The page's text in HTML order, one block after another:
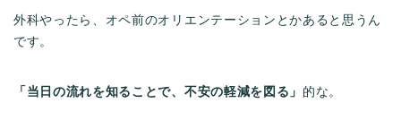
外科やったら、オペ前のオリエンテーションとかあると思うん
です。
「当日の流れを知ることで、不安の軽減を図る」 的な。